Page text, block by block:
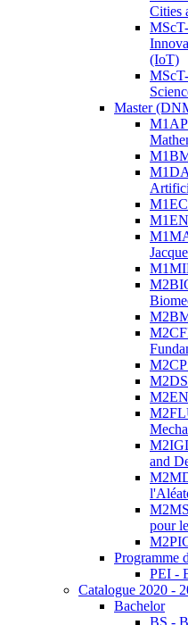
Cities
(IoT)
Master
and
pour
Programme
PEI -
Catalogue 2020 -
Bachelor
BS -